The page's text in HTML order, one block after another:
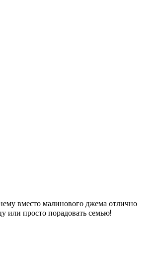
вместо малинового джема отлично
или просто порадовать семью!